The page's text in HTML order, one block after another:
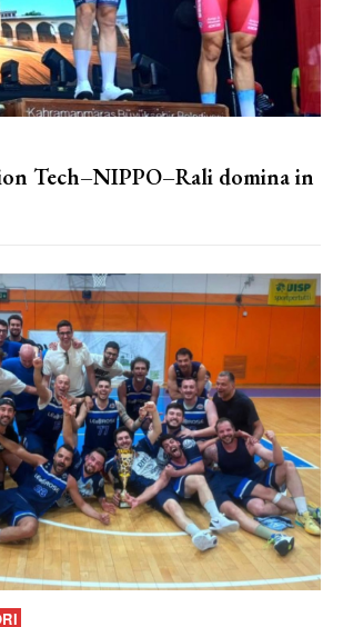
Tech–NIPPO–Rali domina in